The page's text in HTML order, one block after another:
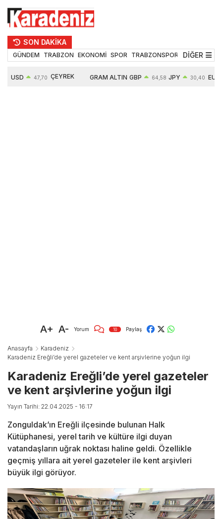
SON DAKİKA
GÜNDEM TRABZON EKONOMİ SPOR TRABZONSPOR TEKNOLOJİ
DİĞER
USD 47,70 ÇEYREK GRAM ALTIN GBP 64,58 JPY 30,40 EUR
A+ A- Yorum 10 Paylaş
Anasayfa
Karadeniz
Karadeniz Ereğli’de yerel gazeteler ve kent arşivlerine yoğun ilgi
Karadeniz Ereğli’de yerel gazeteler
ve kent arşivlerine yoğun ilgi
Yayın Tarihi: 22.04.2025 - 16:17
Zonguldak’ın Ereğli ilçesinde bulunan Halk
Kütüphanesi, yerel tarih ve kültüre ilgi duyan
vatandaşların uğrak noktası haline geldi. Özellikle
geçmiş yıllara ait yerel gazeteler ile kent arşivleri
büyük ilgi görüyor.